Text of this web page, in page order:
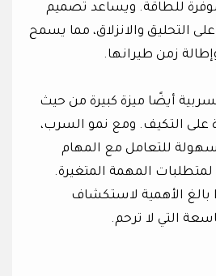
للطاقة. ويساعد تصميم
التحليق والانزلاق، مما يسمح
زمن طيرانها.
أيضًا ميزة كبيرة من حيث
على التكيف. ومع نمو السرب،
للتعامل مع المهام
لمتطلبات المهمة المتغيرة.
بالغ الأهمية لاستكشاف
التي لا ترحم.